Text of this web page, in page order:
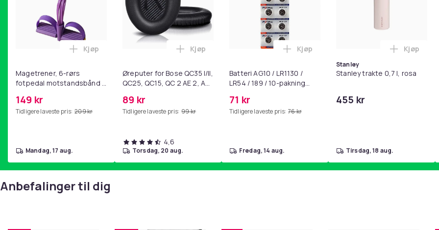
Magetrener, 6-rørs
fotpedal motstandsbånd -
yoga og
hjemmegymnastikk Purple
149 kr
Tidligere laveste pris: 209 kr
Legg Magetrener, 6-rørs fotpedal motstandsbånd - mage- og kjernetrening, yoga og
Kjøp
mandag, 17 aug.
Øreputer for Bose QC35 I/II,
QC25, QC15, QC 2 AE 2, AE
SoundLink Black
89 kr
Tidligere laveste pris: 99 kr
Legg Øreputer for Bose QC35 I/II, QC25, QC15, QC 2 AE 2, AE 2i, AE 2w,
Kjøp
4,6
torsdag, 20 aug.
Batteri AG10 / LR1130 /
LR54 / 189 / 10-pakning
71 kr
Tidligere laveste pris: 76 kr
Legg Batteri AG10 / LR1130 / LR54 / 189
Kjøp
fredag, 14 aug.
Stanley
Stanley trakte 0,7 l, rosa
455 kr
Legg
Kjøp
tirsdag, 18 aug.
Anbefalinger til dig